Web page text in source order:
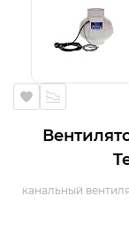
канальный